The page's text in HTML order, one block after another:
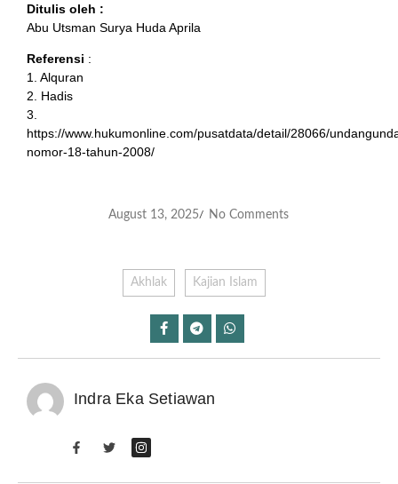
Ditulis oleh :
Abu Utsman Surya Huda Aprila
Referensi :
1. Alquran
2. Hadis
3.
https://www.hukumonline.com/pusatdata/detail/28066/
nomor-18-tahun-2008/
August 13, 2025/ No Comments
Akhlak Kajian Islam
Indra Eka Setiawan